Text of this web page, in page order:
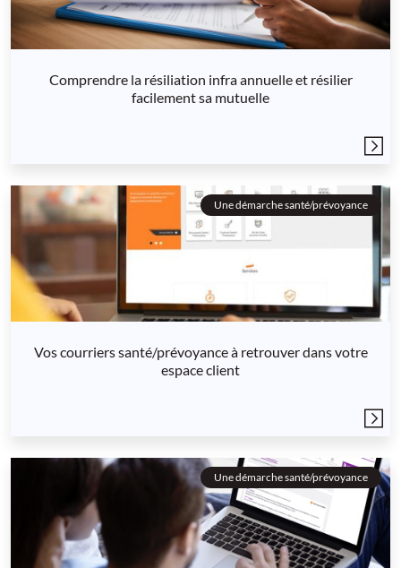
Comprendre la résiliation infra annuelle et résilier
facilement sa mutuelle
Une démarche santé/prévoyance
Vos courriers santé/prévoyance à retrouver dans votre
espace client
Une démarche santé/prévoyance